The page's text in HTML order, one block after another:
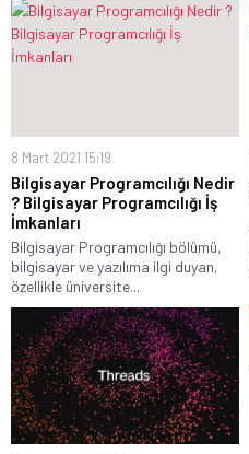
8 Mart 2021 15:19
Bilgisayar Programcılığı Nedir
? Bilgisayar Programcılığı İş
İmkanları
Bilgisayar Programcılığı bölümü,
bilgisayar ve yazılıma ilgi duyan,
özellikle üniversite...